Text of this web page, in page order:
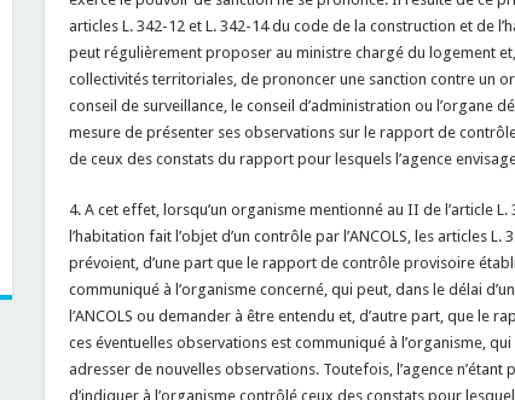
articles L. 342-12 et L. 342-14 du code de la construction et de
peut régulièrement proposer au ministre chargé du logement
collectivités territoriales, de prononcer une sanction contre un
conseil de surveillance, le conseil d’administration ou l’organe
mesure de présenter ses observations sur le rapport de
de ceux des constats du rapport pour lesquels l’agence
4. A cet effet, lorsqu’un organisme mentionné au II de l’article
l’habitation fait l’objet d’un contrôle par l’ANCOLS, les articles L.
prévoient, d’une part que le rapport de contrôle provisoire
communiqué à l’organisme concerné, qui peut, dans le délai
l’ANCOLS ou demander à être entendu et, d’autre part, que le
ces éventuelles observations est communiqué à l’organisme,
adresser de nouvelles observations. Toutefois, l’agence n’étant
d’indiquer à l’organisme contrôlé ceux des constats pour